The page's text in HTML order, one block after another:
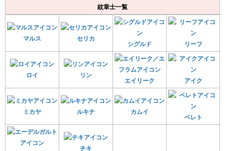
紋章士一覧
マルス セリカ
シグルド リーフ
ロイ リン
エイリーク アイク
ミカヤ ルキナ カムイ
ベレト
チキ